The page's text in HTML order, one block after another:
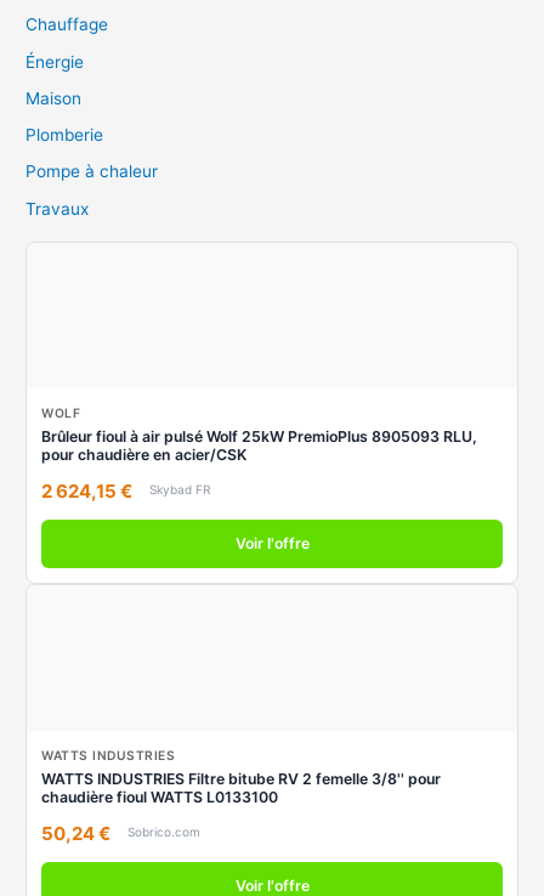
Chauffage
Énergie
Maison
Plomberie
Pompe à chaleur
Travaux
WOLF
Brûleur fioul à air pulsé Wolf 25kW PremioPlus 8905093 RLU,
pour chaudière en acier/CSK
2 624,15 € Skybad FR
Voir l'offre
WATTS INDUSTRIES
WATTS INDUSTRIES Filtre bitube RV 2 femelle 3/8'' pour
chaudière fioul WATTS L0133100
50,24 € Sobrico.com
Voir l'offre